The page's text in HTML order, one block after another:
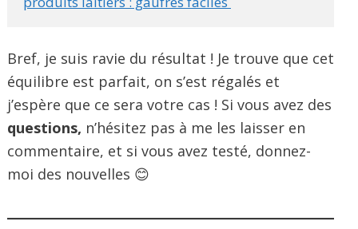
Bref, je suis ravie du résultat ! Je trouve que cet
équilibre est parfait, on s’est régalés et
j’espère que ce sera votre cas ! Si vous avez des
questions, n’hésitez pas à me les laisser en
commentaire, et si vous avez testé, donnez-
moi des nouvelles 😊